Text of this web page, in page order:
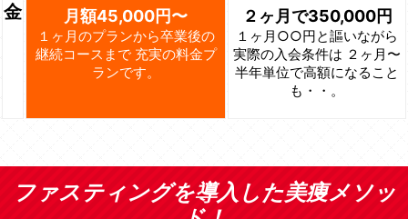
金
月額45,000円〜
１ヶ月のプランから卒業後の
継続コースまで充実の料金プ
ランです。
２ヶ月で350,000円
１ヶ月○○円と謳いながら
実際の入会条件は ２ヶ月〜
半年単位で高額になること
も・・。
ファスティングを導入した美痩メソッ